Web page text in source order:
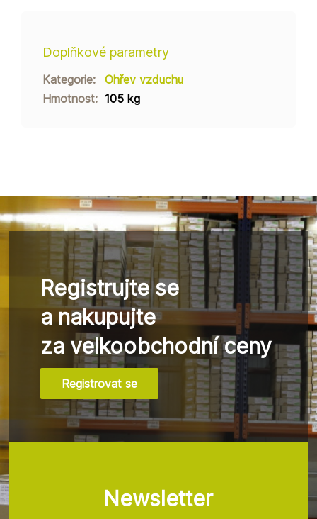
Doplňkové parametry
Kategorie:
Ohřev vzduchu
Hmotnost: 105 kg
á
p
a
t
í
Registrujte se
a nakupujte
za velkoobchodní ceny
Registrovat se
Newsletter